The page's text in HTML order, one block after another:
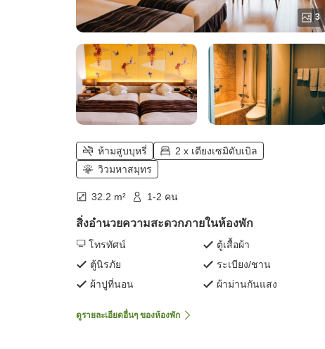
3
ห้ามสูบบุหรี่
2 x เตียงเซมิดับเบิล
วิวมหาสมุทร
32.2 m² 1-2 คน
สิ่งอำนวยความสะดวกภายในห้องพัก
โทรทัศน์
ตู้เสื้อผ้า
ตู้นิรภัย
ระเบียง/ชาน
ผ้าปูที่นอน
ผ้าม่านกันแสง
ดูรายละเอียดอื่นๆ ของห้องพัก